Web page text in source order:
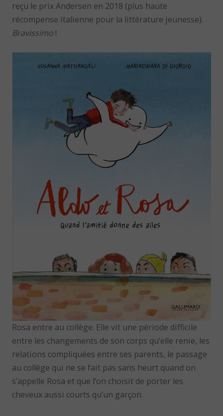
reçu le prix Andersen en 2018 (plus haute
récompense italienne pour la littérature jeunesse).
Bravissimo !
Rosa entre au collège. Elle vit une période difficile
entre les changements de son corps qu’elle renie, les
relations compliquées entre ses parents, le passage
au collège qui ne se fait pas sans heurt quand on
s’appelle Rosa et que l’on choisit de porter les
cheveux aussi courts qu’un garçon.